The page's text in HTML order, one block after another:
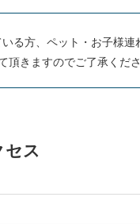
る方、ペット・お子様連
きますのでご了承くださ
セス